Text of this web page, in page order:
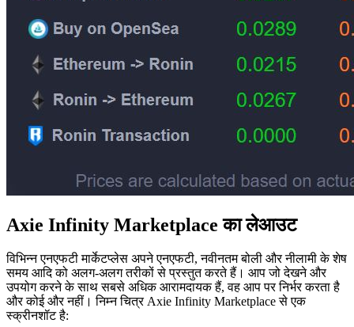
Axie Infinity Marketplace का लेआउट
विभिन्न एनएफटी मार्केटप्लेस अपने एनएफटी, नवीनतम बोली और नीलामी के शेष
समय आदि को अलग-अलग तरीकों से प्रस्तुत करते हैं। आप जो देखने और
उपयोग करने के साथ सबसे अधिक आरामदायक हैं, वह आप पर निर्भर करता है
और कोई और नहीं। निम्न चित्र Axie Infinity Marketplace से एक
स्क्रीनशॉट है: